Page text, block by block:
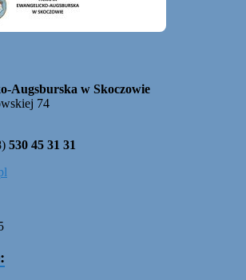
Augsburska w Skoczowie
74
530 45 31 31